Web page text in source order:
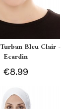
Bleu Clair -
Ecardin
€8.99